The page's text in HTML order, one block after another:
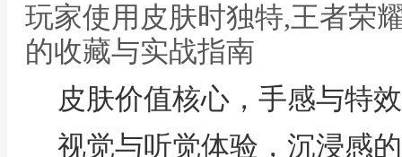
玩家使用皮肤时独特,王者荣
的收藏与实战指南
皮肤价值核心，手感与特
视觉与听觉体验，沉浸感